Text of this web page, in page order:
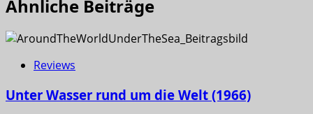
Ähnliche Beiträge
Reviews
Unter Wasser rund um die Welt (1966)